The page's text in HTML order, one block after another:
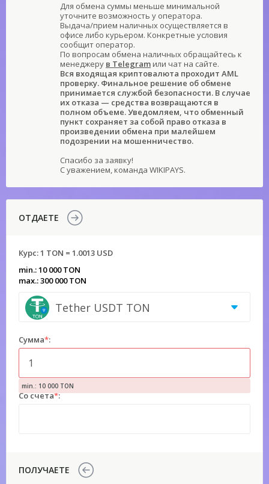
Для обмена суммы меньше минимальной
уточните возможность у оператора.
Выдача/прием наличных осуществляется в
офисе либо курьером. Конкретные условия
сообщит оператор.
По вопросам обмена наличных обращайтесь к
менеджеру в Telegram или чат на сайте.
Вся входящая криптовалюта проходит AML
проверку. Финальное решение об обмене
принимается службой безопасности. В случае
их отказа — средства возвращаются в
полном объеме. Уведомляем, что обменный
пункт сохраняет за собой право отказа в
произведении обмена при малейшем
подозрении на мошенничество.
Спасибо за заявку!
С уважением, команда WIKIPAYS.
ОТДАЕТЕ
Курс:1 TON = 1.0013 USD
min.: 10 000 TON
max.: 300 000 TON
Tether USDT TON
Сумма*:
min.: 10 000 TON
Со счета*:
ПОЛУЧАЕТЕ